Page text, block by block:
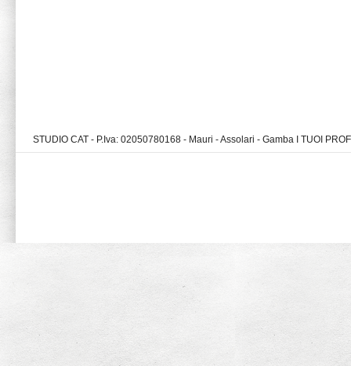
STUDIO CAT - P.Iva: 02050780168 - Mauri - Assolari - Gamba I TUOI